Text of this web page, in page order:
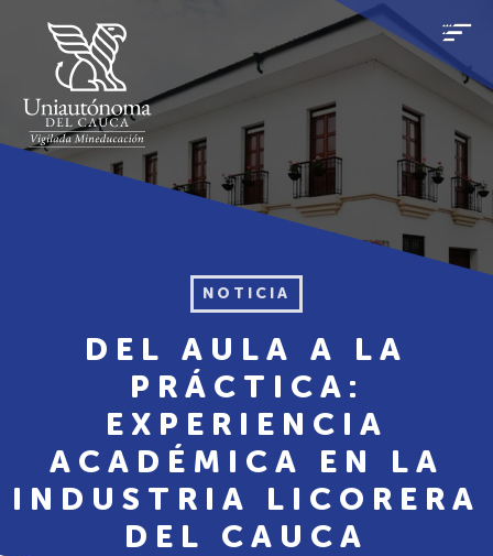
NOTICIA
DEL AULA A LA
PRÁCTICA:
EXPERIENCIA
ACADÉMICA EN LA
INDUSTRIA LICORERA
DEL CAUCA